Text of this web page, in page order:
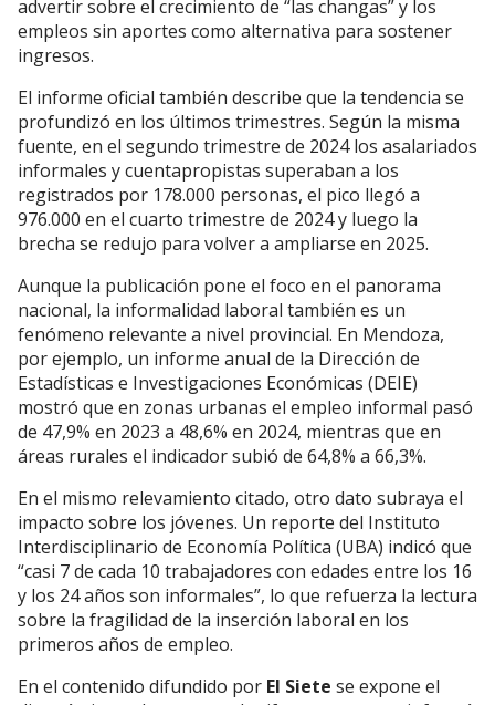
advertir sobre el crecimiento de “las changas” y los
empleos sin aportes como alternativa para sostener
ingresos.
El informe oficial también describe que la tendencia se
profundizó en los últimos trimestres. Según la misma
fuente, en el segundo trimestre de 2024 los asalariados
informales y cuentapropistas superaban a los
registrados por 178.000 personas, el pico llegó a
976.000 en el cuarto trimestre de 2024 y luego la
brecha se redujo para volver a ampliarse en 2025.
Aunque la publicación pone el foco en el panorama
nacional, la informalidad laboral también es un
fenómeno relevante a nivel provincial. En Mendoza,
por ejemplo, un informe anual de la Dirección de
Estadísticas e Investigaciones Económicas (DEIE)
mostró que en zonas urbanas el empleo informal pasó
de 47,9% en 2023 a 48,6% en 2024, mientras que en
áreas rurales el indicador subió de 64,8% a 66,3%.
En el mismo relevamiento citado, otro dato subraya el
impacto sobre los jóvenes. Un reporte del Instituto
Interdisciplinario de Economía Política (UBA) indicó que
“casi 7 de cada 10 trabajadores con edades entre los 16
y los 24 años son informales”, lo que refuerza la lectura
sobre la fragilidad de la inserción laboral en los
primeros años de empleo.
En el contenido difundido por El Siete se expone el